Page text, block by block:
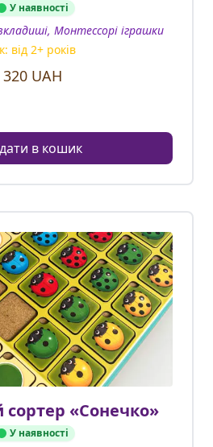
У наявності
Монтессорі іграшки
від 2+ років
320UAH
в кошик
сортер «Сонечко»
У наявності